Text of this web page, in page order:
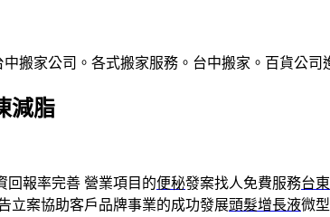
搬家公司。各式搬家服務。台中搬家。百貨公司
減脂
回報率完善 營業項目的便秘發案找人免費服務台
立案協助客戶品牌事業的成功發展頭髮增長液微